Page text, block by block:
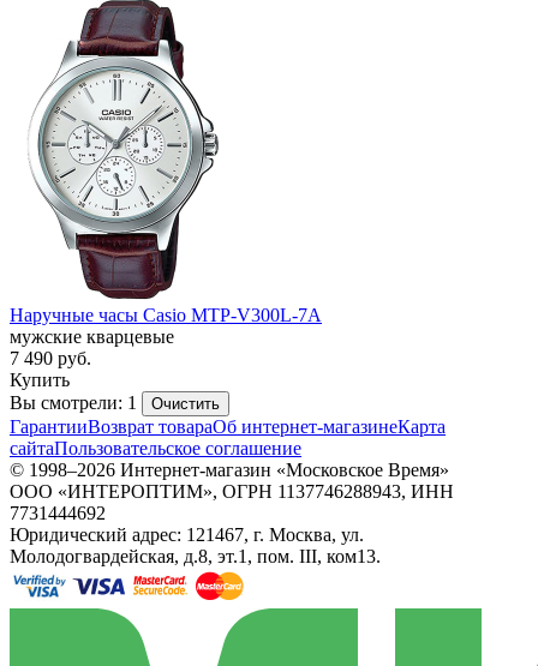
Наручные часы Casio MTP-V300L-7A
мужские кварцевые
7 490 руб.
Купить
Вы смотрели: 1
Очистить
ГарантииВозврат товараОб интернет-магазинеКарта
сайтаПользовательское соглашение
© 1998–2026 Интернет-магазин «Московское Время»
ООО «ИНТЕРОПТИМ», ОГРН 1137746288943, ИНН
7731444692
Юридический адрес: 121467, г. Москва, ул.
Молодогвардейская, д.8, эт.1, пом. III, ком13.